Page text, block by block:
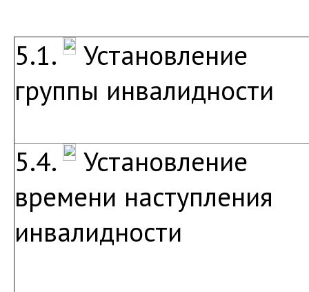
5.1.
Установление
группы инвалидности
5.4.
Установление
времени наступления
инвалидности